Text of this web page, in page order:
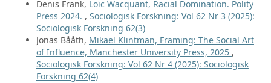
Denis Frank, Loïc Wacquant, Racial Domination. Polity
Press 2024. , Sociologisk Forskning: Vol 62 Nr 3 (2025):
Sociologisk Forskning 62(3)
Jonas Bååth, Mikael Klintman, Framing: The Social Art
of Influence, Manchester University Press, 2025 ,
Sociologisk Forskning: Vol 62 Nr 4 (2025): Sociologisk
Forskning 62(4)